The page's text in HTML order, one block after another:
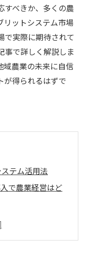
すべきか、多くの農
リットシステム市場
で実際に期待されて
事で詳しく解説しま
域農業の未来に自信
が得られるはずで
テム活用法
で農業経営はど
ブリットシステ